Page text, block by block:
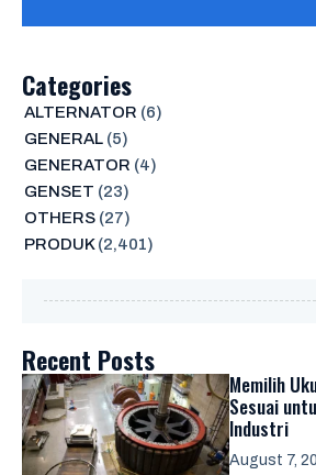
Categories
ALTERNATOR (6)
GENERAL(5)
GENERATOR (4)
GENSET (23)
OTHERS(27)
PRODUK(2,401)
Recent Posts
Memilih
Sesuai
Industri
August 7,